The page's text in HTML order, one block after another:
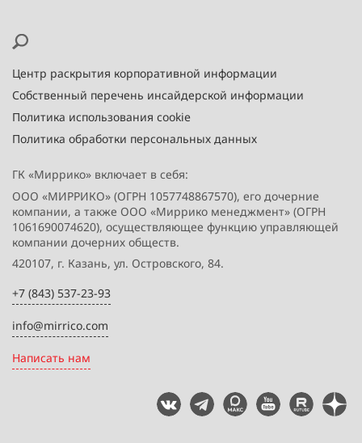
Центр раскрытия корпоративной информации
Собственный перечень инсайдерской информации
Политика использования cookie
Политика обработки персональных данных
ГК «Миррико» включает в себя:
ООО «МИРРИКО» (ОГРН 1057748867570), его дочерние
компании, а также ООО «Миррико менеджмент» (ОГРН
1061690074620), осуществляющее функцию управляющей
компании дочерних обществ.
420107, г. Казань, ул. Островского, 84.
+7 (843) 537-23-93
info@mirrico.com
Написать нам